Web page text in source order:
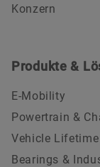
Konzern
Produkte &
E-Mobility
Powertrain &
Vehicle
Bearings &